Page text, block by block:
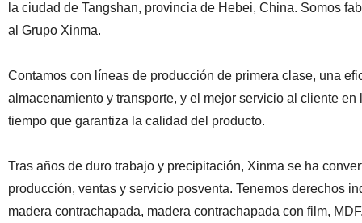
la ciudad de Tangshan, provincia de Hebei, China. Somos
al Grupo Xinma.
Contamos con líneas de producción de primera clase, una
almacenamiento y transporte, y el mejor servicio al cliente
tiempo que garantiza la calidad del producto.
Tras años de duro trabajo y precipitación, Xinma se ha
producción, ventas y servicio posventa. Tenemos derechos
madera contrachapada, madera contrachapada con film,